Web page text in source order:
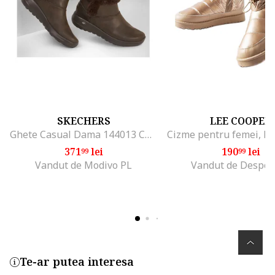
SKECHERS
Ghete Casual Dama 144013 Choc Maro - 35, Maro
37199lei
Vandut de Modivo PL
LEE COOPER
19099lei
Vandut de
Te-ar putea interesa